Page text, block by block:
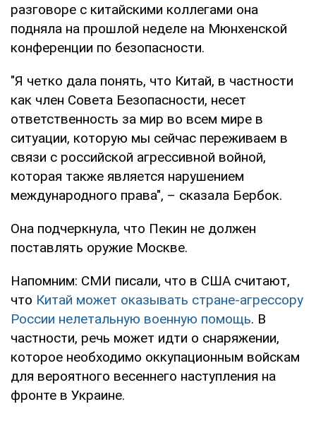
разговоре с китайскими коллегами она
подняла на прошлой неделе на Мюнхенской
конференции по безопасности.
"Я четко дала понять, что Китай, в частности
как член Совета Безопасности, несет
ответственность за мир во всем мире в
ситуации, которую мы сейчас переживаем в
связи с российской агрессивной войной,
которая также является нарушением
международного права", – сказала Бербок.
Она подчеркнула, что Пекин не должен
поставлять оружие Москве.
Напомним: СМИ писали, что в США считают,
что Китай может оказывать стране-агрессору
России нелетальную военную помощь. В
частности, речь может идти о снаряжении,
которое необходимо оккупационным войскам
для вероятного весеннего наступления на
фронте в Украине.